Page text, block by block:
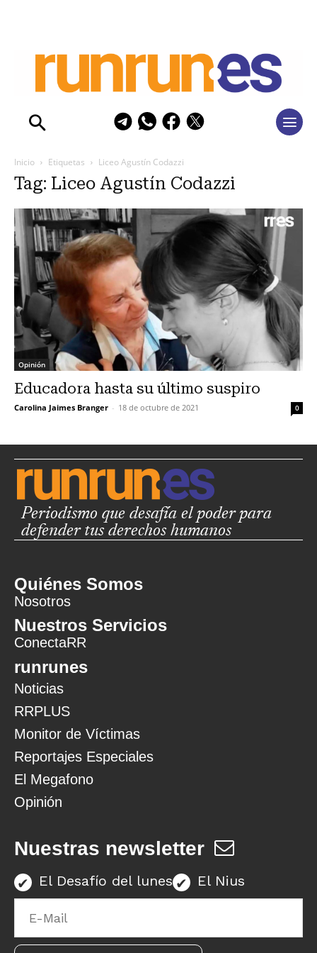
Inicio Etiquetas Liceo Agustín Codazzi
Tag: Liceo Agustín Codazzi
Opinión
Educadora hasta su último suspiro
Carolina Jaimes Branger - 18 de octubre de 2021 0
Periodismo que desafía el poder para
defender tus derechos humanos
Quiénes Somos
Nosotros
Nuestros Servicios
ConectaRR
runrunes
Noticias
RRPLUS
Monitor de Víctimas
Reportajes Especiales
El Megafono
Opinión
Nuestras newsletter
El Desafío del lunes El Nius